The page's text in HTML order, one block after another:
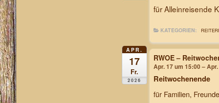
für Alleinreisende
KATEGORIEN:
APR.
17
Fr.
2026
RWOE –
Apr. 17 um 15:00 –
Reitwochenende
für Familien,